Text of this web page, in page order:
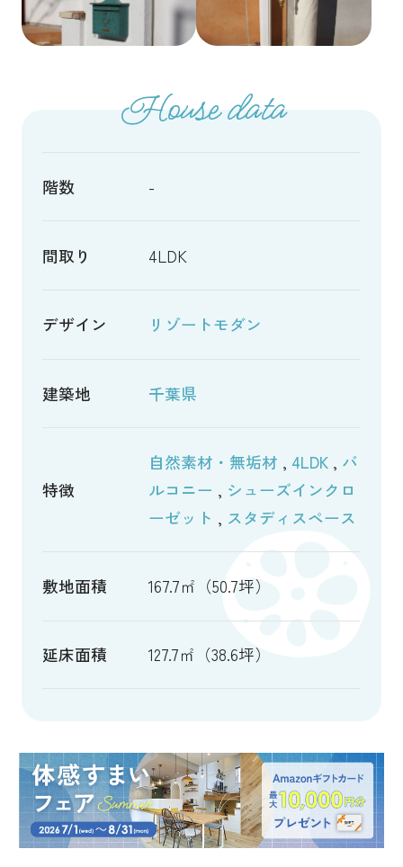
House data
階数 -
間取り 4LDK
デザイン リゾートモダン
建築地 千葉県
特徴
自然素材・無垢材 , 4LDK , バ
ルコニー , シューズインクロ
ーゼット , スタディスペース
敷地面積 167.7㎡（50.7坪）
延床面積 127.7㎡（38.6坪）